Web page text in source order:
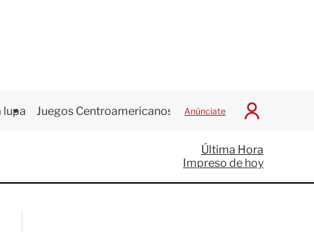
lupa Juegos Centroamericanos Anúnciate
I
c
i
a
Última Hora
Impreso de hoy